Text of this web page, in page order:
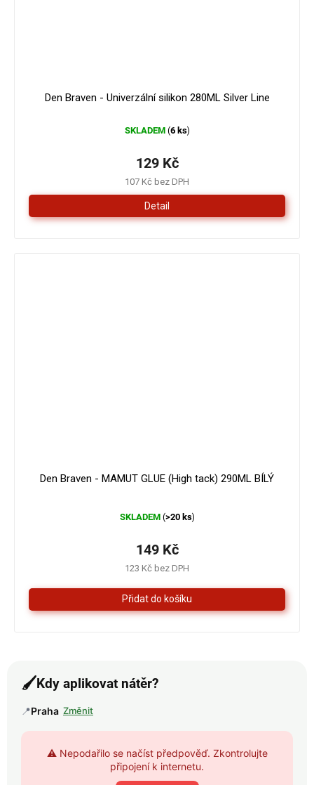
Den Braven - Univerzální silikon 280ML Silver Line
SKLADEM (6 ks)
107 Kč bez DPH
129 Kč
Detail
Den Braven - MAMUT GLUE (High tack) 290ML BÍLÝ
hodnocení
je
4,3
z
5
hvězdiček.
SKLADEM (>20 ks)
123 Kč bez DPH
149 Kč
🖌️Kdy aplikovat nátěr?
📍Praha Změnit
⚠️ Nepodařilo se načíst předpověď. Zkontrolujte
připojení k internetu.